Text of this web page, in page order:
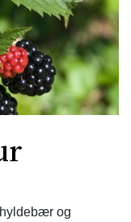
og